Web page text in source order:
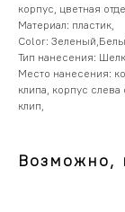
корпус, цветная
Материал: пластик,
Color:
Тип нанесения:
Место нанесения:
клипа, корпус
клип,
Возможно,